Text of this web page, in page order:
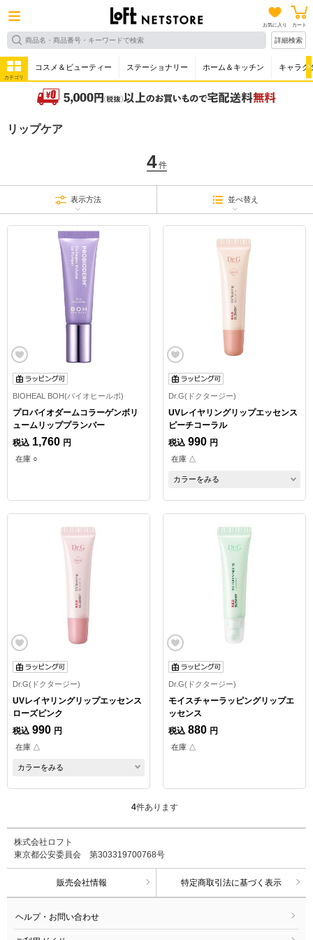
お気に入り カート
詳細検索
カテゴリ
コスメ＆ビューティー ステーショナリー ホーム＆キッチン キャラク
リップケア
4件
表示方法 並べ替え
BIOHEAL BOH(バイオヒールボ)
プロバイオダームコラーゲンボリ
ュームリッププランパー
税込 1,760 円
在庫 ○
Dr.G(ドクタージー)
UVレイヤリングリップエッセンス
ピーチコーラル
税込 990 円
在庫 △
カラーをみる
Dr.G(ドクタージー)
UVレイヤリングリップエッセンス
ローズピンク
税込 990 円
在庫 △
カラーをみる
Dr.G(ドクタージー)
モイスチャーラッピングリップエ
ッセンス
税込 880 円
在庫 △
4件あります
株式会社ロフト
東京都公安委員会 第303319700768号
販売会社情報 特定商取引法に基づく表示
ヘルプ・お問い合わせ